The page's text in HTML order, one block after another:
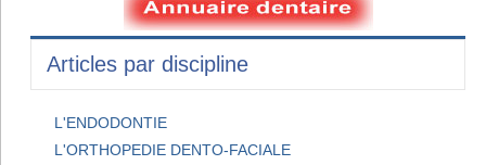
Articles par discipline
L'ENDODONTIE
L'ORTHOPEDIE DENTO-FACIALE